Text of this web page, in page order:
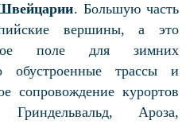
. Большую часть
вершины, а это
поле для зимних
обустроенные трассы и
сопровождение курортов
Ароза,